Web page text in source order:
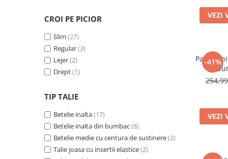
XL - 46 EUR sau 32/32
XL - 48 EUR sau 33/32
XXL - 50 EUR sau 34/32
CROI PE PICIOR
Slim (27)
Regular(3)
Lejer(2)
Drept(1)
TIP TALIE
Betelie inalta(17)
Betelie inalta din bumbac(8)
Betelie medie cu centura de sustinere(2)
Talie joasa cu insertii elastice(2)
VEZI
-41%
VEZI